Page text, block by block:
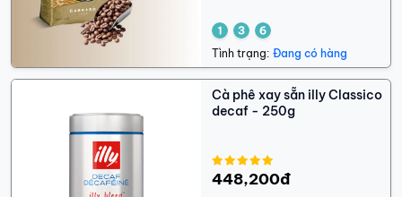
Tình trạng: Đang có hàng
Cà phê xay sẵn illy Classico
decaf - 250g
448,200đ